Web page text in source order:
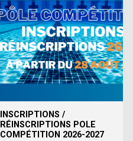
INSCRIPTIONS /
RÉINSCRIPTIONS POLE
COMPÉTITION 2026-2027